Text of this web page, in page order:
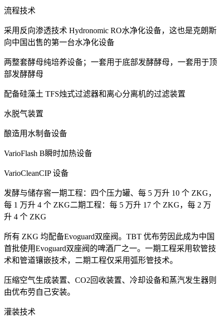
流程技术
采用反向渗透技术 Hydronomic RO水净化设备，这也是克朗斯
向中国出售的第一台水净化设备
两整套酵母纯培养设备；一套用于底部发酵酵母，一套用于顶
部发酵酵母
配备硅藻土 TFS烛式过滤器和离心分离机的过滤装置
水脱气装置
酿造用水制备设备
VarioFlash B瞬时加热设备
VarioCleanCIP 设备
发酵与储存窖一期工程：四个压力罐、每 5 万升 10 个 ZKG，
每 1 万升 4 个 ZKG二期工程：每 5 万升 17 个 ZKG，每 2 万
升 4 个 ZKG
所有 ZKG 均配备Evoguard双座阀。TBT 优布劳因此成为中国
首批使用Evoguard双座阀的啤酒厂之一。一期工程采用软管技
术和管道镶嵌技术，二期工程仅采用弧形管技术。
压缩空气生成装置、CO2回收装置、冷却设备和蒸汽发生器则
由优布劳自己安装。
灌装技术